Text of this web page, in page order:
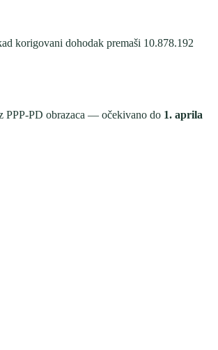
korigovani dohodak premaši 10.878.192
PPP-PD obrazaca — očekivano do 1. aprila